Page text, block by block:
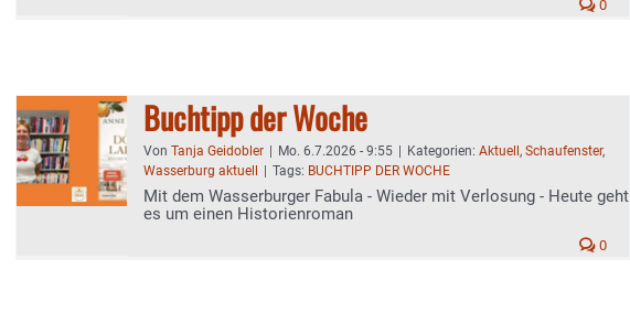
0
Buchtipp der Woche
Von Tanja Geidobler Mo. 6.7.2026 - 9:55 Kategorien: Aktuell , Schaufenster,
Wasserburg aktuell
Tags: BUCHTIPP DER WOCHE
Mit dem Wasserburger Fabula - Wieder mit Verlosung - Heute geht
es um einen Historienroman
0